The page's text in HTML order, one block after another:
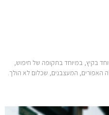
בקיץ, במיוחד בתקופה של חיפוש,
האפורים, המעצבנים, שכלום לא הולך.